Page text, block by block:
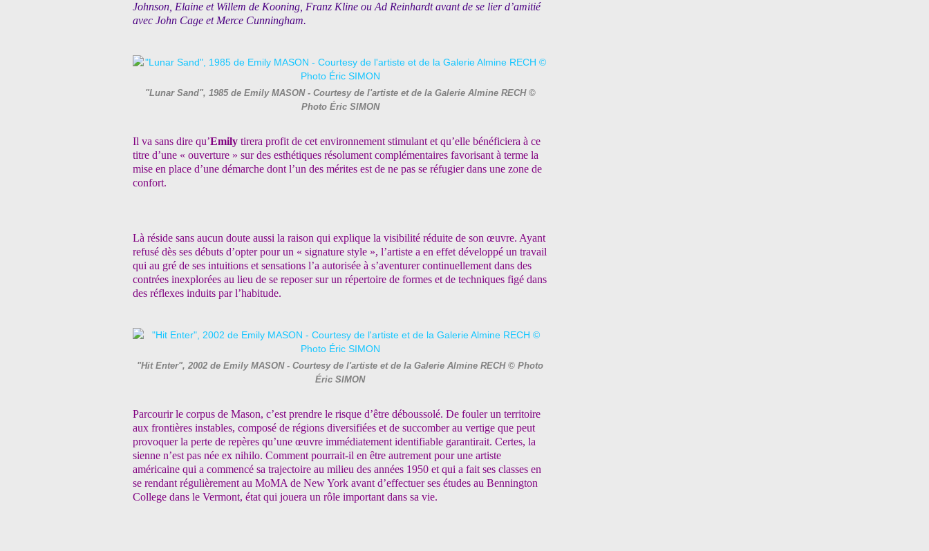
Johnson, Elaine et Willem de Kooning, Franz Kline ou Ad Reinhardt avant de se lier d’amitié
avec John Cage et Merce Cunningham.
"Lunar Sand", 1985 de Emily MASON - Courtesy de l'artiste et de la Galerie Almine RECH ©
Photo Éric SIMON
Il va sans dire qu’Emily tirera profit de cet environnement stimulant et qu’elle bénéficiera à ce
titre d’une « ouverture » sur des esthétiques résolument complémentaires favorisant à terme la
mise en place d’une démarche dont l’un des mérites est de ne pas se réfugier dans une zone de
confort.
Là réside sans aucun doute aussi la raison qui explique la visibilité réduite de son œuvre. Ayant
refusé dès ses débuts d’opter pour un « signature style », l’artiste a en effet développé un travail
qui au gré de ses intuitions et sensations l’a autorisée à s’aventurer continuellement dans des
contrées inexplorées au lieu de se reposer sur un répertoire de formes et de techniques figé dans
des réflexes induits par l’habitude.
"Hit Enter", 2002 de Emily MASON - Courtesy de l'artiste et de la Galerie Almine RECH © Photo
Éric SIMON
Parcourir le corpus de Mason, c’est prendre le risque d’être déboussolé. De fouler un territoire
aux frontières instables, composé de régions diversifiées et de succomber au vertige que peut
provoquer la perte de repères qu’une œuvre immédiatement identifiable garantirait. Certes, la
sienne n’est pas née ex nihilo. Comment pourrait-il en être autrement pour une artiste
américaine qui a commencé sa trajectoire au milieu des années 1950 et qui a fait ses classes en
se rendant régulièrement au MoMA de New York avant d’effectuer ses études au Bennington
College dans le Vermont, état qui jouera un rôle important dans sa vie.